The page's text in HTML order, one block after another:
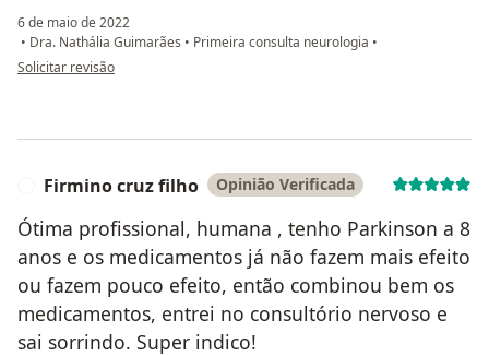
6 de maio de 2022
• Dra. Nathália Guimarães • Primeira consulta neurologia •
na opinião do utilizador José Junior
Solicitar revisão
Firmino cruz filho Opinião Verificada
Ótima profissional, humana , tenho Parkinson a 8
anos e os medicamentos já não fazem mais efeito
ou fazem pouco efeito, então combinou bem os
medicamentos, entrei no consultório nervoso e
sai sorrindo. Super indico!